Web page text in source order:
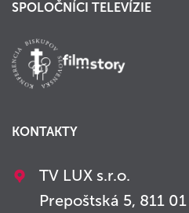
SPOLOČNÍCI TELEVÍZIE
KONTAKTY
TV LUX s.r.o.
Prepoštská 5, 811